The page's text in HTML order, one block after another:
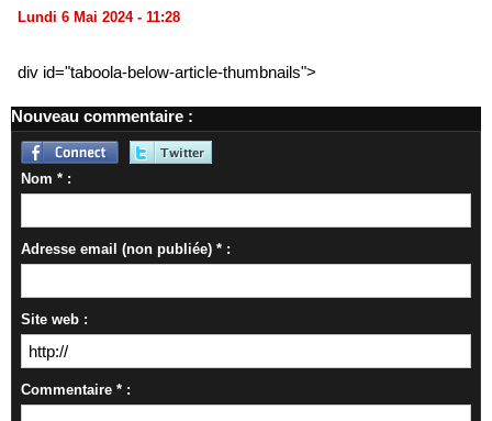
Lundi 6 Mai 2024 - 11:28
div id="taboola-below-article-thumbnails">
Nouveau commentaire :
Nom * :
Adresse email (non publiée) * :
Site web :
Commentaire * :